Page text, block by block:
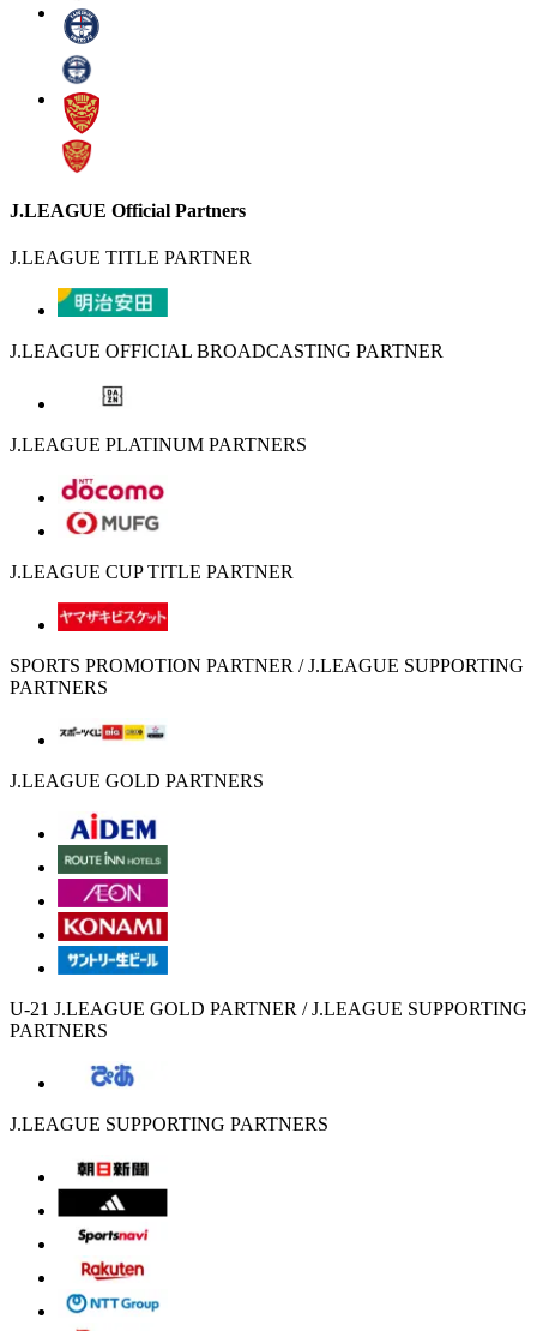
J.LEAGUE Official Partners
J.LEAGUE TITLE PARTNER
J.LEAGUE OFFICIAL BROADCASTING PARTNER
J.LEAGUE PLATINUM PARTNERS
J.LEAGUE CUP TITLE PARTNER
SPORTS PROMOTION PARTNER / J.LEAGUE SUPPORTING
PARTNERS
J.LEAGUE GOLD PARTNERS
U-21 J.LEAGUE GOLD PARTNER / J.LEAGUE SUPPORTING
PARTNERS
J.LEAGUE SUPPORTING PARTNERS